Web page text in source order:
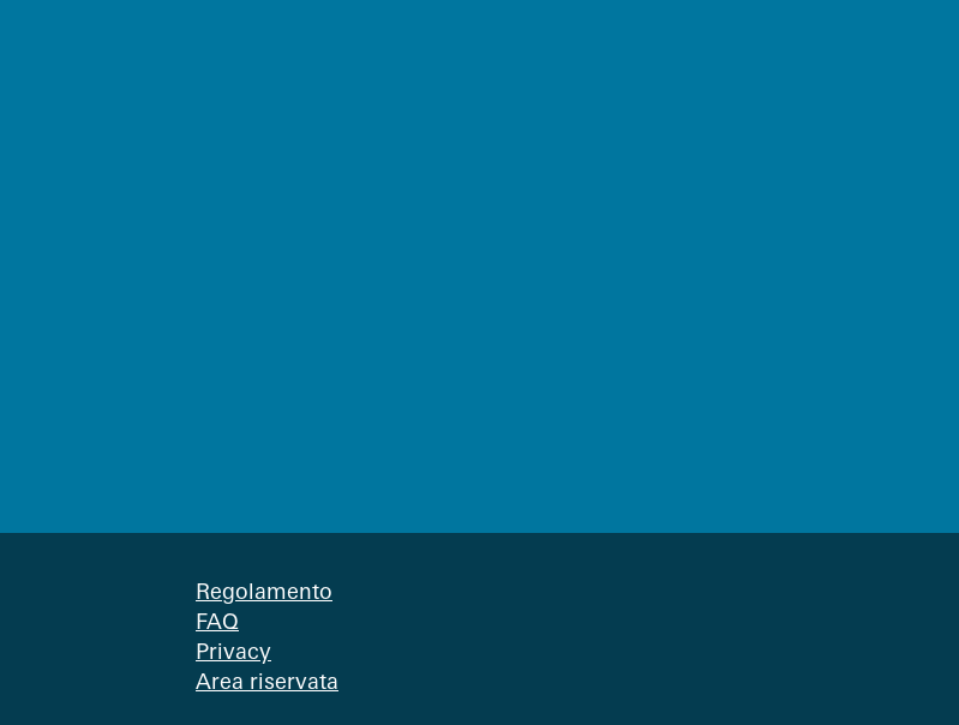
Regolamento
FAQ
Privacy
Area riservata